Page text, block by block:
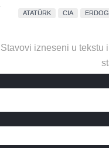
ATATÜRK CIA
Stavovi izneseni u tekstu